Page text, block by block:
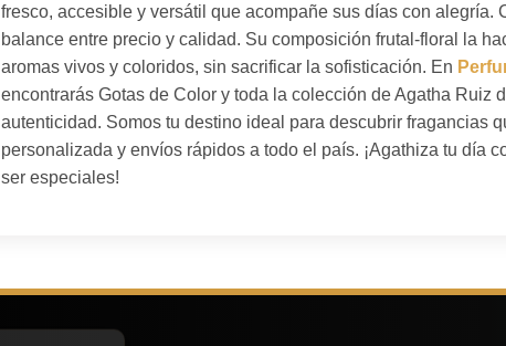
fresco, accesible y versátil que acompañe sus días con alegría.
balance entre precio y calidad. Su composición frutal-floral la
aromas vivos y coloridos, sin sacrificar la sofisticación. En
encontrarás Gotas de Color y toda la colección de Agatha Ruiz
autenticidad. Somos tu destino ideal para descubrir fragancias
personalizada y envíos rápidos a todo el país. ¡Agathiza tu día
ser especiales!